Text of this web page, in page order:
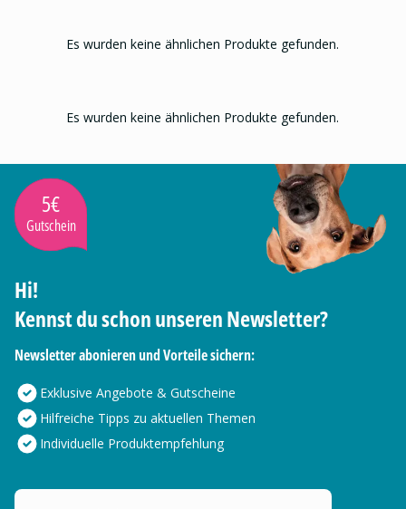
Es wurden keine ähnlichen Produkte gefunden.
Es wurden keine ähnlichen Produkte gefunden.
5€
Gutschein
Hi!
Kennst du schon unseren Newsletter?
Newsletter abonieren und Vorteile sichern:
Exklusive Angebote & Gutscheine
Hilfreiche Tipps zu aktuellen Themen
Individuelle Produktempfehlung
Deine E-Mail Adresse